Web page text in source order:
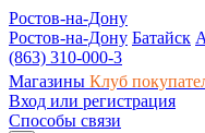
Ростов-на-Дону
Ростов-на-Дону Батайск
(863) 310-000-3
Магазины Клуб
Вход или регистрация
Способы связи